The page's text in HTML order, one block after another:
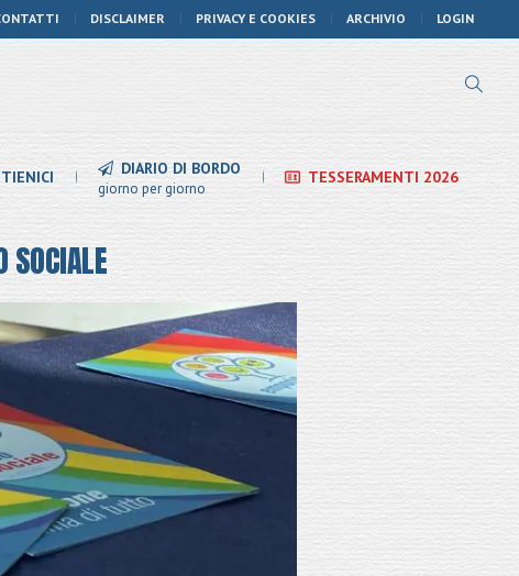
DISCLAIMER PRIVACY E COOKIES ARCHIVIO LOGIN
DIARIO DI BORDO
giorno per giorno
TESSERAMENTI 2026
SOCIALE